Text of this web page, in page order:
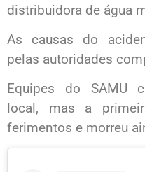
distribuidora de água
As causas do
pelas autoridades
Equipes do SAMU
local, mas a
ferimentos e morreu